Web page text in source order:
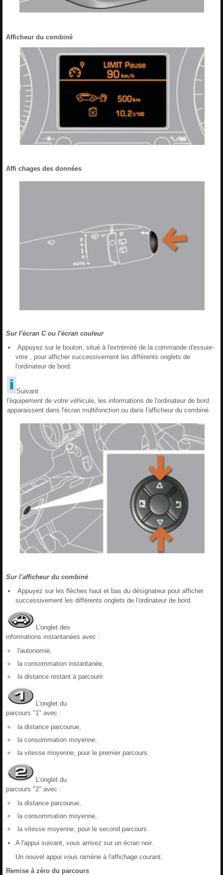
Afficheur du combiné
Affi chages des données
Sur l'écran C ou l'écran couleur
Appuyez sur le bouton, situé à l'extrémité de la commande d'essuie-
vitre , pour afficher successivement les différents onglets de
l'ordinateur de bord.
Suivant
l'équipement de votre véhicule, les informations de l'ordinateur de bord
apparaissent dans l'écran multifonction ou dans l'afficheur du combiné.
Sur l'afficheur du combiné
Appuyez sur les flèches haut et bas du désignateur pour afficher
successivement les différents onglets de l'ordinateur de bord.
L'onglet des
informations instantanées avec :
l'autonomie,
la consommation instantanée,
la distance restant à parcourir.
L'onglet du
parcours "1" avec :
la distance parcourue,
la consommation moyenne,
la vitesse moyenne, pour le premier parcours.
L'onglet du
parcours "2" avec :
la distance parcourue,
la consommation moyenne,
la vitesse moyenne, pour le second parcours.
A l'appui suivant, vous arrivez sur un écran noir.
Un nouvel appui vous ramène à l'affichage courant.
Remise à zéro du parcours